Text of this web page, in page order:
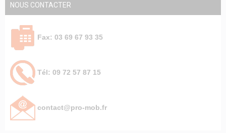
NOUS CONTACTER
Fax: 03 69 67 93 35
Tél: 09 72 57 87 15
contact@pro-mob.fr